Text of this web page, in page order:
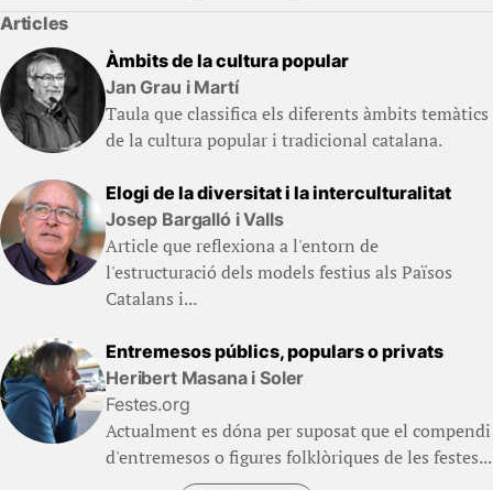
Articles
Àmbits de la cultura popular
Jan Grau i Martí
Taula que classifica els diferents àmbits temàtics
de la cultura popular i tradicional catalana.
Elogi de la diversitat i la interculturalitat
Josep Bargalló i Valls
Article que reflexiona a l'entorn de
l'estructuració dels models festius als Països
Catalans i...
Entremesos públics, populars o privats
Heribert Masana i Soler
Festes.org
Actualment es dóna per suposat que el compendi
d'entremesos o figures folklòriques de les festes...